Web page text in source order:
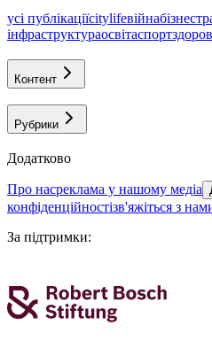
усі публікаціїcitylifeвійнабізнес
інфраструктураосвітаспорт
Контент
Рубрики
Додатково
про насреклама у нашому медіа
конфіденційностізв'яжіться з
За підтримки: